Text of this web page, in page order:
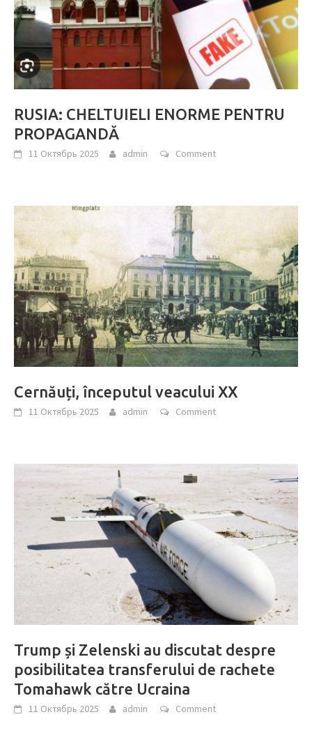
RUSIA: CHELTUIELI ENORME PENTRU
PROPAGANDĂ
11 Октябрь 2025 admin Comment
Cernăuți, începutul veacului XX
11 Октябрь 2025 admin Comment
Trump și Zelenski au discutat despre
posibilitatea transferului de rachete
Tomahawk către Ucraina
11 Октябрь 2025 admin Comment